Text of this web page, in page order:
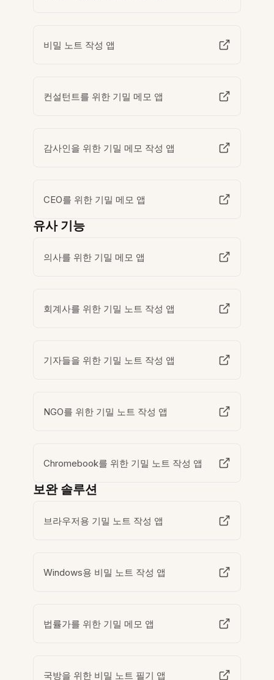
비밀 노트 작성 앱
컨설턴트를 위한 기밀 메모 앱
감사인을 위한 기밀 메모 작성 앱
CEO를 위한 기밀 메모 앱
유사 기능
의사를 위한 기밀 메모 앱
회계사를 위한 기밀 노트 작성 앱
기자들을 위한 기밀 노트 작성 앱
NGO를 위한 기밀 노트 작성 앱
Chromebook를 위한 기밀 노트 작성 앱
보완 솔루션
브라우저용 기밀 노트 작성 앱
Windows용 비밀 노트 작성 앱
법률가를 위한 기밀 메모 앱
국방을 위한 비밀 노트 필기 앱